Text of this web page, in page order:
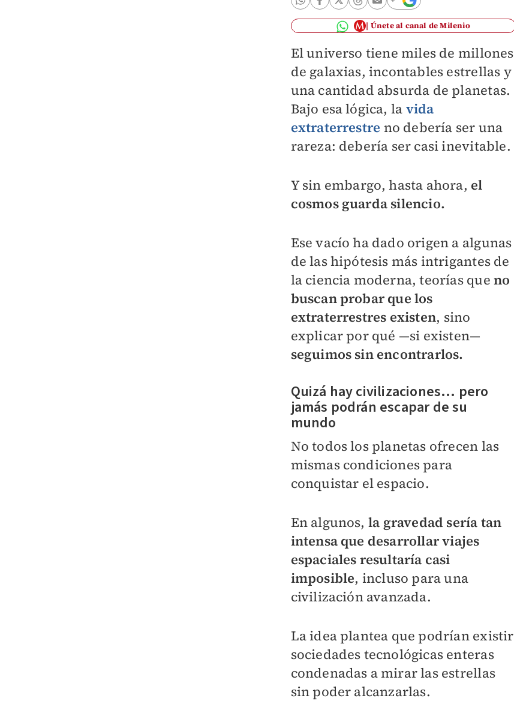
Únete al canal de Milenio
El universo tiene miles de millones
de galaxias, incontables estrellas y
una cantidad absurda de planetas.
Bajo esa lógica, la vida
extraterrestre no debería ser una
rareza: debería ser casi inevitable.
Y sin embargo, hasta ahora, el
cosmos guarda silencio.
Ese vacío ha dado origen a algunas
de las hipótesis más intrigantes de
la ciencia moderna, teorías que no
buscan probar que los
extraterrestres existen, sino
explicar por qué —si existen—
seguimos sin encontrarlos.
Quizá hay civilizaciones… pero
jamás podrán escapar de su
mundo
No todos los planetas ofrecen las
mismas condiciones para
conquistar el espacio.
En algunos, la gravedad sería tan
intensa que desarrollar viajes
espaciales resultaría casi
imposible, incluso para una
civilización avanzada.
La idea plantea que podrían existir
sociedades tecnológicas enteras
condenadas a mirar las estrellas
sin poder alcanzarlas.